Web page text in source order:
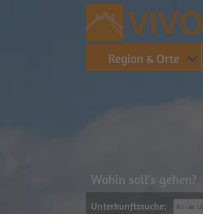
VIVO
Wohin soll's gehen?
Unterkunftssuche:
Region & Orte